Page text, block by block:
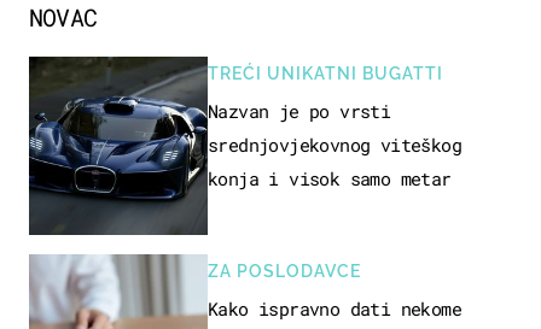
NOVAC
TREĆI UNIKATNI BUGATTI
Nazvan je po vrsti
srednjovjekovnog viteškog
konja i visok samo metar
ZA POSLODAVCE
Kako ispravno dati nekome